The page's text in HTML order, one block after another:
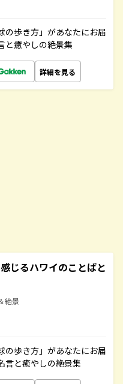
の歩き方」があなたにお届
と癒やしの絶景集
詳細を見る
じるハワイのことばと
絶景
の歩き方」があなたにお届
言と癒やしの絶景集